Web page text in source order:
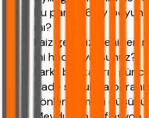
Bu parayı 6 ay
mı?
Faiz gelirinizi yeniden
mi hedefliyorsunuz?
Farklı bankaların
Vade sonunda
yönlendirmeyi